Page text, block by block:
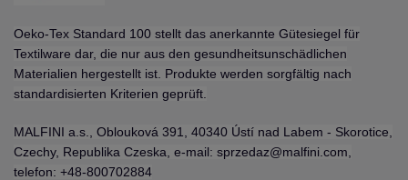
Oeko-Tex Standard 100 stellt das anerkannte Gütesiegel für
Textilware dar, die nur aus den gesundheitsunschädlichen
Materialien hergestellt ist. Produkte werden sorgfältig nach
standardisierten Kriterien geprüft.
MALFINI a.s., Oblouková 391, 40340 Ústí nad Labem - Skorotice,
Czechy, Republika Czeska, e-mail: sprzedaz@malfini.com,
telefon: +48-800702884